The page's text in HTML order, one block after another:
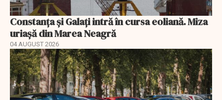
Constanța și Galați intră în cursa eoliană. Miza
uriașă din Marea Neagră
04 AUGUST 2026